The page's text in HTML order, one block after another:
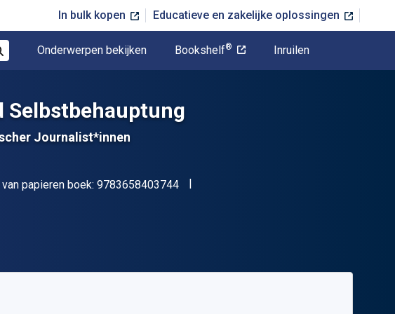
In bulk kopen Educatieve en zakelijke oplossingen
Onderwerpen bekijken Bookshelf® Inruilen
Selbstbehauptung
Journalist*innen
papieren boek: 9783658403744"ISBN-13 9783658403744"